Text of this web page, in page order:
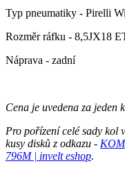
Typ pneumatiky - Pirelli
Rozměr ráfku - 8,5JX18
Náprava - zadní
Cena je uvedena za jeden
Pro pořízení celé sady kol
kusy disků z odkazu -
796M | invelt eshop.